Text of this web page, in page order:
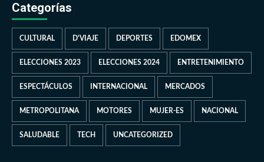
Categorías
CULTURAL D'VIAJE DEPORTES EDOMEX
ELECCIONES 2023 ELECCIONES 2024 ENTRETENIMIENTO
ESPECTÁCULOS INTERNACIONAL MERCADOS
METROPOLITANA MOTORES MUJER-ES NACIONAL
SALUDABLE TECH UNCATEGORIZED